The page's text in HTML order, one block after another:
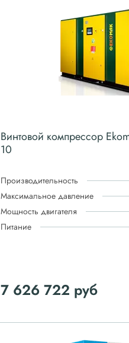
Винтовой компрессор
10
Производительность
Максимальное давление
Мощность двигателя
Питание
7 626 722 руб